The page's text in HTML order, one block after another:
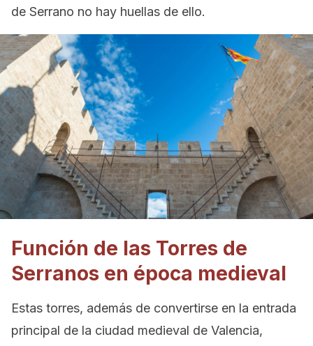
de Serrano no hay huellas de ello.
Función de las Torres de
Serranos en época medieval
Estas torres, además de convertirse en la entrada
principal de la ciudad medieval de Valencia,